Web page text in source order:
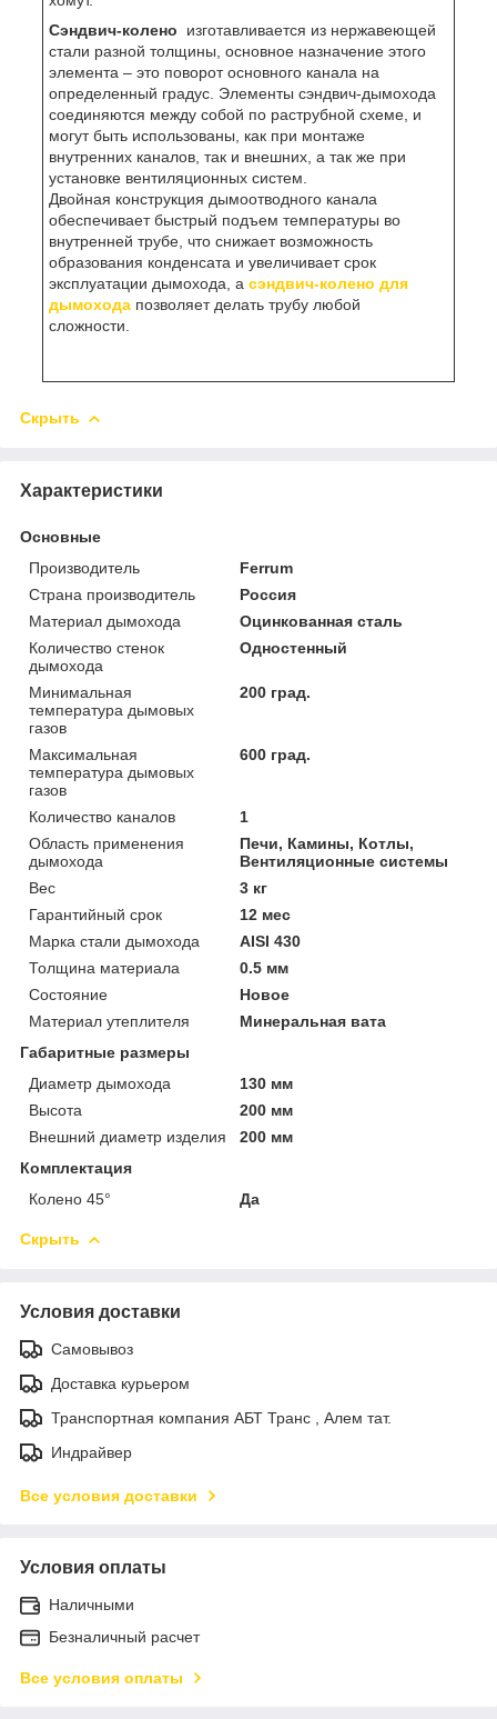
Сэндвич-колено изготавливается из нержавеющей
стали разной толщины, основное назначение этого
элемента – это поворот основного канала на
определенный градус. Элементы сэндвич-дымохода
соединяются между собой по раструбной схеме, и
могут быть использованы, как при монтаже
внутренних каналов, так и внешних, а так же при
установке вентиляционных систем.
Двойная конструкция дымоотводного канала
обеспечивает быстрый подъем температуры во
внутренней трубе, что снижает возможность
образования конденсата и увеличивает срок
эксплуатации дымохода, а сэндвич-колено для
дымохода позволяет делать трубу любой
сложности.
Скрыть
Характеристики
Основные
Производитель
Ferrum
Страна производитель
Россия
Материал дымохода
Оцинкованная сталь
Количество стенок
дымохода
Одностенный
Минимальная
температура дымовых
газов
200 град.
Максимальная
температура дымовых
газов
600 град.
Количество каналов
1
Область применения
дымохода
Печи, Камины, Котлы,
Вентиляционные системы
Вес
3 кг
Гарантийный срок
12 мес
Марка стали дымохода
AISI 430
Толщина материала
0.5 мм
Состояние
Новое
Материал утеплителя
Минеральная вата
Габаритные размеры
Диаметр дымохода
130 мм
Высота
200 мм
Внешний диаметр изделия
200 мм
Комплектация
Колено 45°
Да
Скрыть
Условия доставки
Самовывоз
Доставка курьером
Транспортная компания АБТ Транс , Алем тат.
Индрайвер
Все условия доставки
Условия оплаты
Наличными
Безналичный расчет
Все условия оплаты